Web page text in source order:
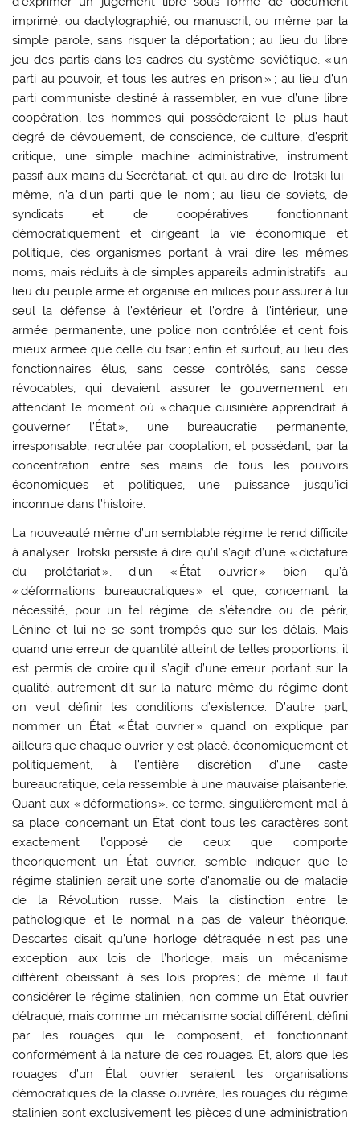
imprimé, ou dactylographié, ou manuscrit, ou même par la
simple parole, sans risquer la déportation ; au lieu du libre
jeu des partis dans les cadres du système soviétique, « un
parti au pouvoir, et tous les autres en prison » ; au lieu d’un
parti communiste destiné à rassembler, en vue d’une libre
coopération, les hommes qui posséderaient le plus haut
degré de dévouement, de conscience, de culture, d’esprit
critique, une simple machine administrative, instrument
passif aux mains du Secrétariat, et qui, au dire de Trotski lui-
même, n’a d’un parti que le nom ; au lieu de soviets, de
syndicats et de coopératives fonctionnant
démocratiquement et dirigeant la vie économique et
politique, des organismes portant à vrai dire les mêmes
noms, mais réduits à de simples appareils administratifs ; au
lieu du peuple armé et organisé en milices pour assurer à lui
seul la défense à l’extérieur et l’ordre à l’intérieur, une
armée permanente, une police non contrôlée et cent fois
mieux armée que celle du tsar ; enfin et surtout, au lieu des
fonctionnaires élus, sans cesse contrôlés, sans cesse
révocables, qui devaient assurer le gouvernement en
attendant le moment où « chaque cuisinière apprendrait à
gouverner l’État », une bureaucratie permanente,
irresponsable, recrutée par cooptation, et possédant, par la
concentration entre ses mains de tous les pouvoirs
économiques et politiques, une puissance jusqu’ici
inconnue dans l’histoire.
La nouveauté même d’un semblable régime le rend difficile
à analyser. Trotski persiste à dire qu’il s’agit d’une « dictature
du prolétariat », d’un « État ouvrier » bien qu’à
« déformations bureaucratiques » et que, concernant la
nécessité, pour un tel régime, de s’étendre ou de périr,
Lénine et lui ne se sont trompés que sur les délais. Mais
quand une erreur de quantité atteint de telles proportions, il
est permis de croire qu’il s’agit d’une erreur portant sur la
qualité, autrement dit sur la nature même du régime dont
on veut définir les conditions d’existence. D’autre part,
nommer un État « État ouvrier » quand on explique par
ailleurs que chaque ouvrier y est placé, économiquement et
politiquement, à l’entière discrétion d’une caste
bureaucratique, cela ressemble à une mauvaise plaisanterie.
Quant aux « déformations », ce terme, singulièrement mal à
sa place concernant un État dont tous les caractères sont
exactement l’opposé de ceux que comporte
théoriquement un État ouvrier, semble indiquer que le
régime stalinien serait une sorte d’anomalie ou de maladie
de la Révolution russe. Mais la distinction entre le
pathologique et le normal n’a pas de valeur théorique.
Descartes disait qu’une horloge détraquée n’est pas une
exception aux lois de l’horloge, mais un mécanisme
différent obéissant à ses lois propres ; de même il faut
considérer le régime stalinien, non comme un État ouvrier
détraqué, mais comme un mécanisme social différent, défini
par les rouages qui le composent, et fonctionnant
conformément à la nature de ces rouages. Et, alors que les
rouages d’un État ouvrier seraient les organisations
démocratiques de la classe ouvrière, les rouages du régime
stalinien sont exclusivement les pièces d’une administration